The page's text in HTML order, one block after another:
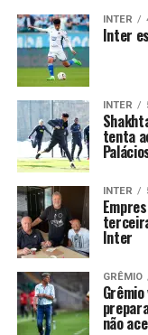
INTER
Inter
INTER
tenta
INTER
Inter
GRÊMIO
não